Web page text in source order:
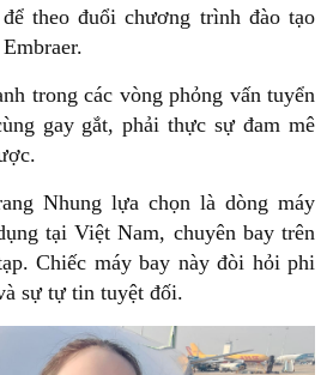
theo đuổi chương trình đào tạo
trong các vòng phỏng vấn tuyển
gay gắt, phải thực sự đam mê
Nhung lựa chọn là dòng máy
tại Việt Nam, chuyên bay trên
Chiếc máy bay này đòi hỏi phi
sự tự tin tuyệt đối.